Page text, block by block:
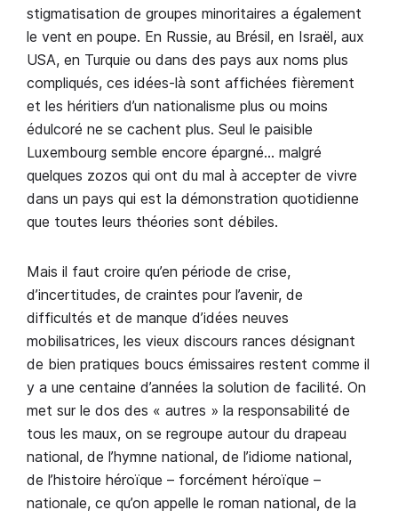
stigmatisation de groupes minoritaires a également
le vent en poupe. En Russie, au Brésil, en Israël, aux
USA, en Turquie ou dans des pays aux noms plus
compliqués, ces idées-là sont affichées fièrement
et les héritiers d’un nationalisme plus ou moins
édulcoré ne se cachent plus. Seul le paisible
Luxembourg semble encore épargné… malgré
quelques zozos qui ont du mal à accepter de vivre
dans un pays qui est la démonstration quotidienne
que toutes leurs théories sont débiles.
Mais il faut croire qu’en période de crise,
d’incertitudes, de craintes pour l’avenir, de
difficultés et de manque d’idées neuves
mobilisatrices, les vieux discours rances désignant
de bien pratiques boucs émissaires restent comme il
y a une centaine d’années la solution de facilité. On
met sur le dos des « autres » la responsabilité de
tous les maux, on se regroupe autour du drapeau
national, de l’hymne national, de l’idiome national,
de l’histoire héroïque – forcément héroïque –
nationale, ce qu’on appelle le roman national, de la